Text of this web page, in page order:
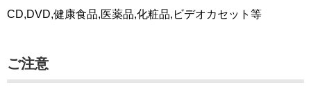
CD,DVD,健康食品,医薬品,化粧品,ビデオカセット等
ご注意